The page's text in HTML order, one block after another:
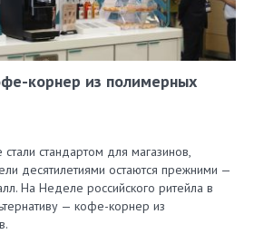
корнер из полимерных
стандартом для магазинов,
десятилетиями остаются прежними —
На Неделе российского ритейла в
— кофе-корнер из